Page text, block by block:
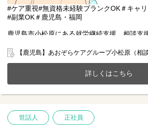
#ケア重視#無資格未経験ブランクOK＃キャ
#副業OK＃鹿児島・福岡
鹿児島市小松原にある就労継続支援、相談支
20～70代まで幅広い年齢層の方が活躍中です
今までのご経験やスキルを当社で発揮して頂
【仕事内容】生活サポート業務全般 ※無資
〇食事や入浴の準備などのサポート
〇記録の記入など
※初めての方は先輩が丁寧にサポートします
【鹿児島】あおぞらケアグループ小松原（相
詳しくはこちら
世話人 正社員